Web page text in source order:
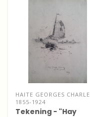
HAITE GEORGES
1855-1924
Tekening - "Hay